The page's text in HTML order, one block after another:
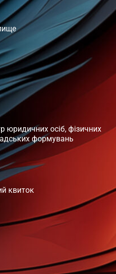
юридичних осіб, фізичних
формувань
квиток